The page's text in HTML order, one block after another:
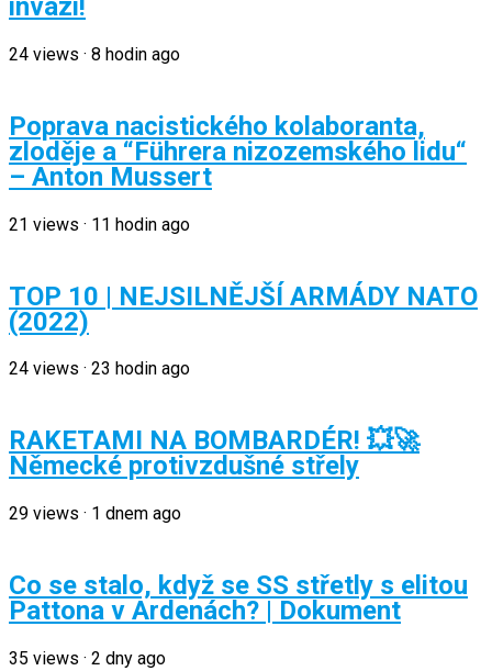
invazi!
24 views · 8 hodin ago
Poprava nacistického kolaboranta,
zloděje a “Führera nizozemského lidu“
– Anton Mussert
21 views · 11 hodin ago
TOP 10 | NEJSILNĚJŠÍ ARMÁDY NATO
(2022)
24 views · 23 hodin ago
RAKETAMI NA BOMBARDÉR! 💥🚀
Německé protivzdušné střely
29 views · 1 dnem ago
Co se stalo, když se SS střetly s elitou
Pattona v Ardenách? | Dokument
35 views · 2 dny ago